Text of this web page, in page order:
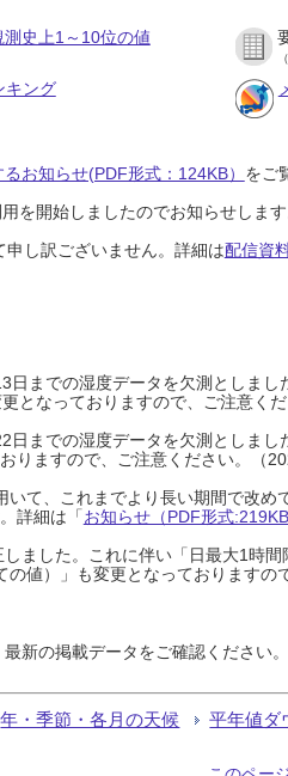
史上1～10位の値
キング
お知らせ(PDF形式：124KB） をご
を開始しましたのでお知らせしま
し訳ございません。詳細は配信資
までの湿度データを欠測としまし
となっておりますので、ご注意くだ
までの湿度データを欠測としまし
りますので、ご注意ください。（
て、これまでより長い期間で改め
詳細は「お知らせ（PDF形式:219KB
ました。これに伴い「日最大1時間
の値）」も変更となっておりますの
新の掲載データをご確認ください
年・季節・各月の天候 平年値ダ